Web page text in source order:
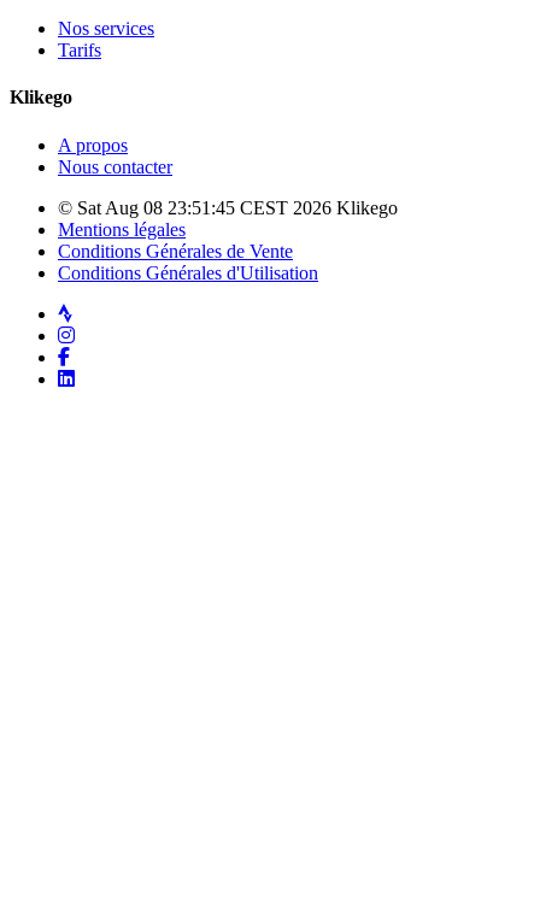
Nos services
Tarifs
Klikego
A propos
Nous contacter
© Sat Aug 08 23:51:45 CEST 2026 Klikego
Mentions légales
Conditions Générales de Vente
Conditions Générales d'Utilisation
Strava
Instagram
Facebook
LinkedIn